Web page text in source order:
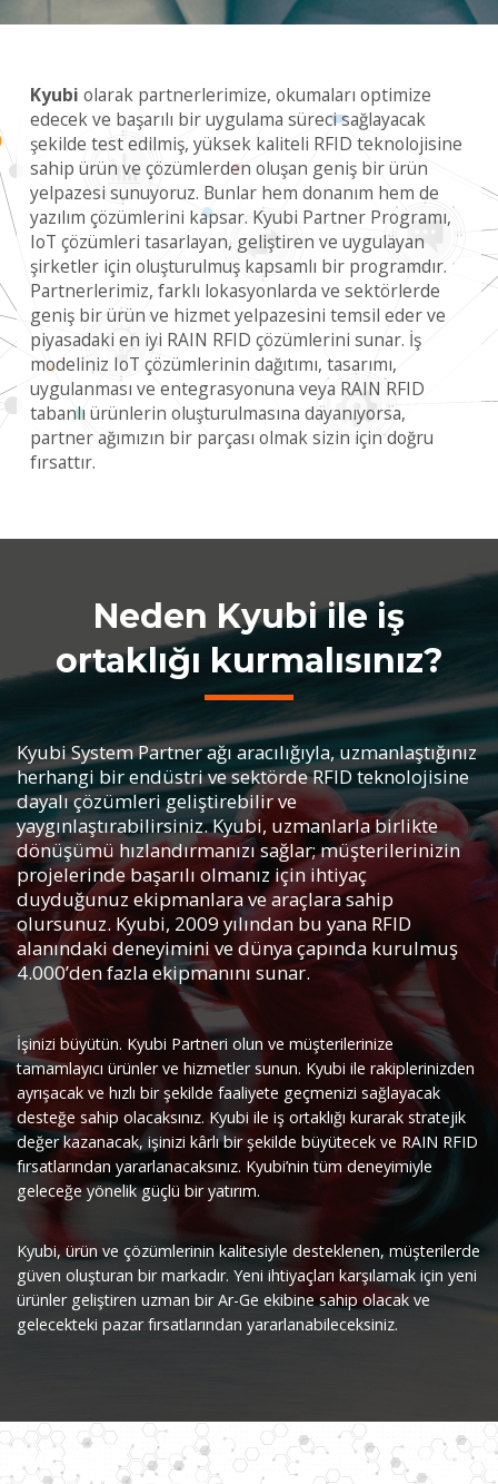
Kyubi olarak partnerlerimize, okumaları optimize
edecek ve başarılı bir uygulama süreci sağlayacak
şekilde test edilmiş, yüksek kaliteli RFID teknolojisine
sahip ürün ve çözümlerden oluşan geniş bir ürün
yelpazesi sunuyoruz. Bunlar hem donanım hem de
yazılım çözümlerini kapsar. Kyubi Partner Programı,
IoT çözümleri tasarlayan, geliştiren ve uygulayan
şirketler için oluşturulmuş kapsamlı bir programdır.
Partnerlerimiz, farklı lokasyonlarda ve sektörlerde
geniş bir ürün ve hizmet yelpazesini temsil eder ve
piyasadaki en iyi RAIN RFID çözümlerini sunar. İş
modeliniz IoT çözümlerinin dağıtımı, tasarımı,
uygulanması ve entegrasyonuna veya RAIN RFID
tabanlı ürünlerin oluşturulmasına dayanıyorsa,
partner ağımızın bir parçası olmak sizin için doğru
fırsattır.
Neden Kyubi ile iş
ortaklığı kurmalısınız?
Kyubi System Partner ağı aracılığıyla, uzmanlaştığınız
herhangi bir endüstri ve sektörde RFID teknolojisine
dayalı çözümleri geliştirebilir ve
yaygınlaştırabilirsiniz. Kyubi, uzmanlarla birlikte
dönüşümü hızlandırmanızı sağlar; müşterilerinizin
projelerinde başarılı olmanız için ihtiyaç
duyduğunuz ekipmanlara ve araçlara sahip
olursunuz. Kyubi, 2009 yılından bu yana RFID
alanındaki deneyimini ve dünya çapında kurulmuş
4.000’den fazla ekipmanını sunar.
İşinizi büyütün. Kyubi Partneri olun ve müşterilerinize
tamamlayıcı ürünler ve hizmetler sunun. Kyubi ile rakiplerinizden
ayrışacak ve hızlı bir şekilde faaliyete geçmenizi sağlayacak
desteğe sahip olacaksınız. Kyubi ile iş ortaklığı kurarak stratejik
değer kazanacak, işinizi kârlı bir şekilde büyütecek ve RAIN RFID
fırsatlarından yararlanacaksınız. Kyubi’nin tüm deneyimiyle
geleceğe yönelik güçlü bir yatırım.
Kyubi, ürün ve çözümlerinin kalitesiyle desteklenen, müşterilerde
güven oluşturan bir markadır. Yeni ihtiyaçları karşılamak için yeni
ürünler geliştiren uzman bir Ar-Ge ekibine sahip olacak ve
gelecekteki pazar fırsatlarından yararlanabileceksiniz.